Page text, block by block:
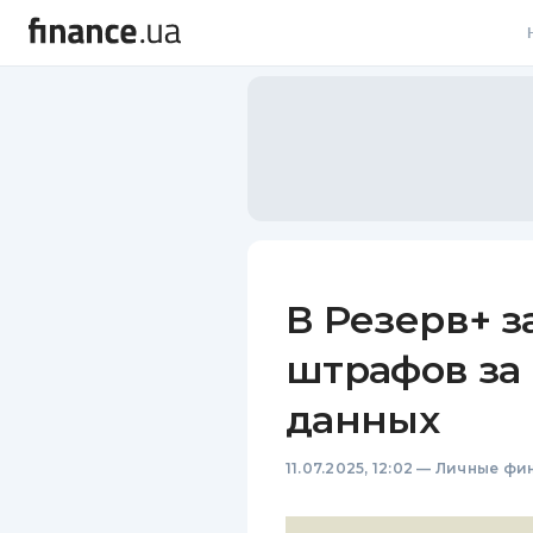
В Резерв+
штрафов за
данных
11.07.2025, 12:02 — Личные